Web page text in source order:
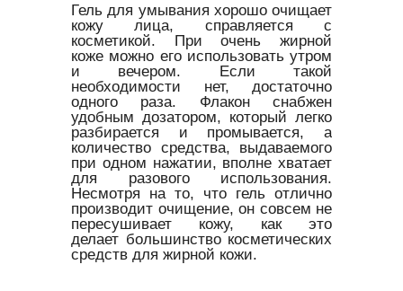
Гель для умывания хорошо очищает
кожу лица, справляется с
косметикой. При очень жирной
коже можно его использовать утром
и вечером. Если такой
необходимости нет, достаточно
одного раза. Флакон снабжен
удобным дозатором, который легко
разбирается и промывается, а
количество средства, выдаваемого
при одном нажатии, вполне хватает
для разового использования.
Несмотря на то, что гель отлично
производит очищение, он совсем не
пересушивает кожу, как это
делает большинство косметических
средств для жирной кожи.